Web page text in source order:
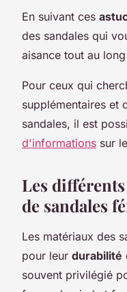
En suivant ces
des sandales qui
aisance tout au
Pour ceux qui
supplémentaires et
sandales, il est
d'informations sur
Les
de sandales
Les matériaux des
pour leur durabilité
souvent privilégié